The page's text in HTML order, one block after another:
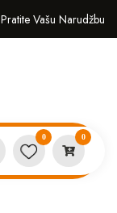
Pratite Vašu Narudžbu
0 0